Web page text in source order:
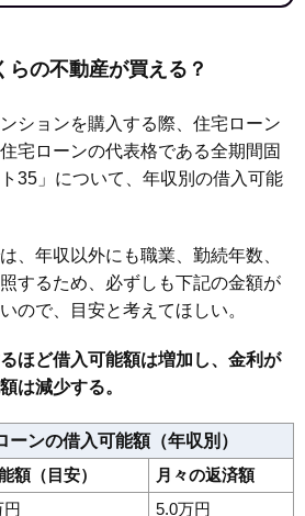
らの不動産が買える？
ションを購入する際、住宅ローン
宅ローンの代表格である全期間固
35」について、年収別の借入可能
、年収以外にも職業、勤続年数、
するため、必ずしも下記の金額が
ので、目安と考えてほしい。
ほど借入可能額は増加し、金利が
は減少する。
ンの借入可能額（年収別）
額（目安）
月々の返済額
円
5.0万円